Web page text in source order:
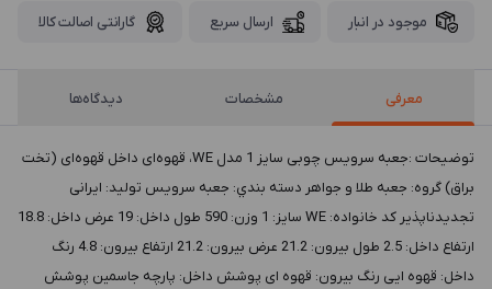
موجود در انبار ارسال سریع گارانتی اصالت کالا
معرفی مشخصات دیدگاه‌ها
توضيحات :جعبه سرویس چوبی سایز 1 مدل WE، قهوه‌ای داخل قهوه‌ای (تخت
براق) گروه: جعبه طلا و جواهر دسته بندي: جعبه سرویس توليد: ایرانی
تجدیدناپذیر کد خانواده: WE سايز: 1 وزن: 590 طول داخل: 19 عرض داخل: 18.8
ارتفاع داخل: 2.5 طول بيرون: 21.2 عرض بيرون: 21.2 ارتفاع بيرون: 4.8 رنگ
داخل: قهوه ایی رنگ بيرون: قهوه ای پوشش داخل: پارچه جاسمین پوشش